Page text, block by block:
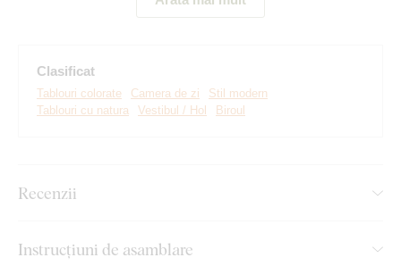
Rama ilustrată în imagine este imprimată împreună
Clasificat
Tablouri colorate Camera de zi
Stil modern
Tablouri cu natura
Vestibul / Hol Biroul
Recenzii
Instrucțiuni de asamblare